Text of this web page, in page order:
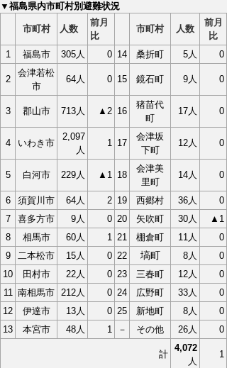
▼福島県内市町村別避難状況
市町村 人数
前月
比
市町村 人数
前月
比
1
福島市 305人 0 14 桑折町 5人 0
2
会津若松
市
64人 0 15 鏡石町 9人 0
3 郡山市 713人 ▲2 16
猪苗代
町
17人 0
4 いわき市
2,097
人
1 17
会津坂
下町
12人 0
5 白河市 229人 ▲1 18
会津美
里町
14人 0
6 須賀川市 64人 2 19 西郷村 36人
0
7
喜多方市 9人 0 20 矢吹町 30人
▲1
8
相馬市 60人 1 21 棚倉町 11人
0
9
二本松市 15人 0 22 塙町 8人
0
10
田村市 22人 0 23 三春町 12人
0
11 南相馬市 212人 0 24 広野町 33人
0
12
伊達市 13人 0 25 新地町 8人
0
13
本宮市 48人 1 － その他 26人 0
計
4,072
人
1